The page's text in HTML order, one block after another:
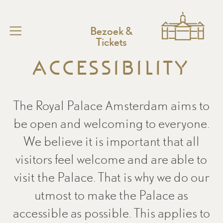
HOME
Bezoek
Doen in het Paleis
Families en kinderen
Onderwijs
Over het Paleis
Paleissymposium
Pers
Bezoek &
Tickets
Accessibility
The Royal Palace Amsterdam aims to
be open and welcoming to everyone.
We believe it is important that all
visitors feel welcome and are able to
visit the Palace. That is why we do our
utmost to make the Palace as
accessible as possible. This applies to
Functionele cookies
Deze cookies zorgen ervoor dat de website naar
behoren werkt. U kunt deze cookies niet uitzetten.
partijen, zoals YouTube of Vimeo.
Analytics cookies
Deze niet-anonieme cookies stellen ons in staat om
gegevens over u te verzamelen, zodat we het
gebruik van de website kunnen meten en deze
Advertentie-cookies